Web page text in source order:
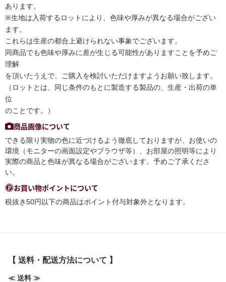
あります。
※生地は入荷するロットにより、色味や厚みが異なる場合がござい
ます。
これらは生産の都合上避けられない事象でございます。
同商品でも色味や厚みに差が生じる可能性がありますことを予めご
理解
を頂いたうえで、ご購入を検討いただけますようお願い致します。
（ロットとは、同じ条件のもとに製造する製品の、生産・出荷の単
位
のことです。）
商品画像について
できる限り実物の色に近づけるよう徹底しておりますが、お使いの
環境（モニターの画面設定やブラウザ等）、お部屋の照明等により
実際の商品と色味が異なる場合がございます。予めご了承くださ
い。
お買い物ポイントについて
税抜き50円以下の商品はポイント付与対象外となります。
【 送料・配送方法について 】
≪ 送料 ≫